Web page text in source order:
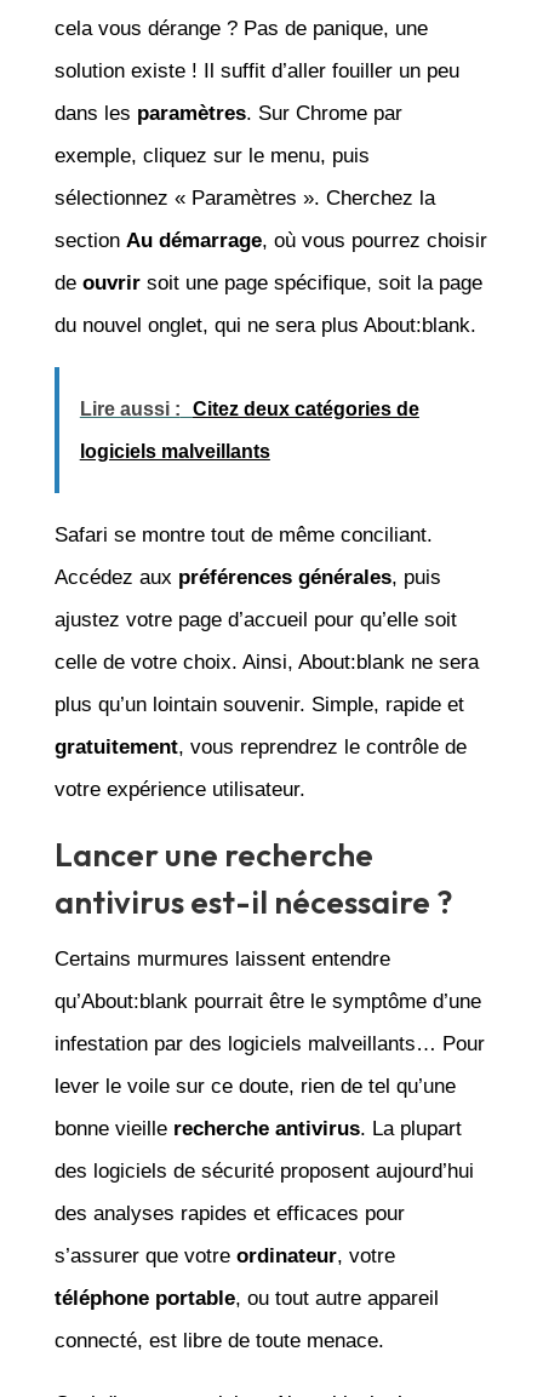
cela vous dérange ? Pas de panique, une
solution existe ! Il suffit d’aller fouiller un peu
dans les paramètres. Sur Chrome par
exemple, cliquez sur le menu, puis
sélectionnez « Paramètres ». Cherchez la
section Au démarrage, où vous pourrez choisir
de ouvrirsoit une page spécifique, soit la page
du nouvel onglet, qui ne sera plus About:blank.
Lire aussi : Citez deux catégories de
logiciels malveillants
Safari se montre tout de même conciliant.
Accédez aux préférences générales, puis
ajustez votre page d’accueil pour qu’elle soit
celle de votre choix. Ainsi, About:blank ne sera
plus qu’un lointain souvenir. Simple, rapide et
gratuitement, vous reprendrez le contrôle de
votre expérience utilisateur.
Lancer une recherche
antivirus est-il nécessaire ?
Certains murmures laissent entendre
qu’About:blank pourrait être le symptôme d’une
infestation par des logiciels malveillants… Pour
lever le voile sur ce doute, rien de tel qu’une
bonne vieille recherche antivirus. La plupart
des logiciels de sécurité proposent aujourd’hui
des analyses rapides et efficaces pour
s’assurer que votre ordinateur, votre
téléphone portable, ou tout autre appareil
connecté, est libre de toute menace.